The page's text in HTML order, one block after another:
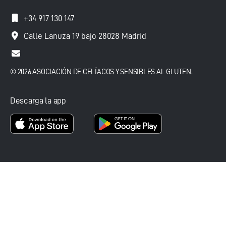
+34 917 130 147
Calle Lanuza 19 bajo 28028 Madrid
© 2026 ASOCIACIÓN DE CELÍACOS Y SENSIBLES AL GLUTEN.
Descarga la app